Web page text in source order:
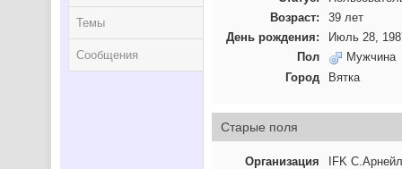
Темы
Сообщения
Возраст:
39 лет
День рождения:
Июль 28,
Пол
Мужчина
Город
Вятка
Старые поля
Организация
IFK С.Арнейл